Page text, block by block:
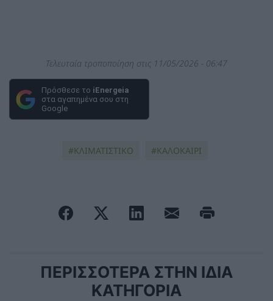
Τελευταία τροποποίηση στις 11/05/2026 - 06:47
Πρόσθεσε το iEnergeia
στα αγαπημένα σου στη
Google
ΚΛΙΜΑΤΙΣΤΙΚΟ ΚΑΛΟΚΑΙΡΙ
ΠΕΡΙΣΣΟΤΕΡΑ ΣΤΗΝ ΙΔΙΑ
ΚΑΤΗΓΟΡΙΑ